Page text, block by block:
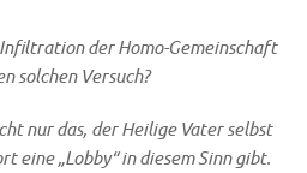
Infil­tra­ti­on der Homo-Gemein­schaft
sol­chen Versuch?
nur das, der Hei­li­ge Vater selbst
eine „Lob­by“ in die­sem Sinn gibt.